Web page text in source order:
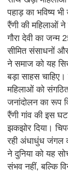
पहाड़ का भविष्य
रैंणी की महिलाओं ने
गौरा देवी का
सीमित संसाधनों
ने समाज को यह
बड़ा साहस
महिलाओं को
जनांदोलन का रूप
रैंणी गांव की इस
झकझोर दिया।
रही अंधाधुंध जंगल
ने दुनिया को यह
संभव नहीं, बल्कि